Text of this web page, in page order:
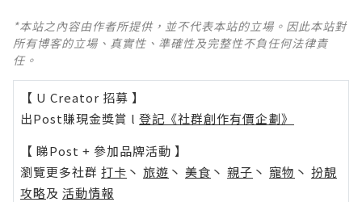
*本站之內容由作者所提供，並不代表本站的立場。因此本站對
所有博客的立場、真實性、準確性及完整性不負任何法律責
任。
【 U Creator 招募 】
出Post賺現金獎賞 l 登記《社群創作有價企劃》
【 睇Post + 參加品牌活動 】
瀏覽更多社群 打卡 丶 旅遊 丶 美食 丶 親子 丶 寵物 丶 扮靚
攻略及 活動情報